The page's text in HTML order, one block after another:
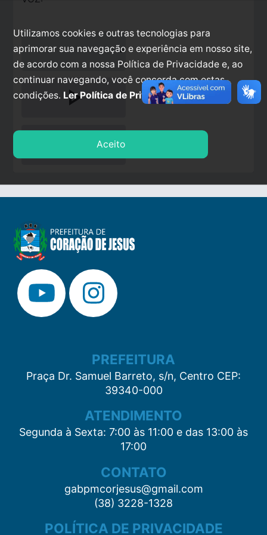
play_arrow
PREFEITURA
Praça Dr. Samuel Barreto, s/n, Centro CEP:
39340-000
ATENDIMENTO
Segunda à Sexta: 7:00 às 11:00 e das 13:00 às
17:00
CONTATO
gabpmcorjesus@gmail.com
(38) 3228-1328
POLÍTICA DE PRIVACIDADE
Utilizamos cookies e outras tecnologias para
aprimorar sua navegação e experiência em nosso site,
de acordo com a nossa Política de Privacidade e, ao
continuar navegando, você concorda com estas
condições. Ler Política de Privacidade.
Aceito